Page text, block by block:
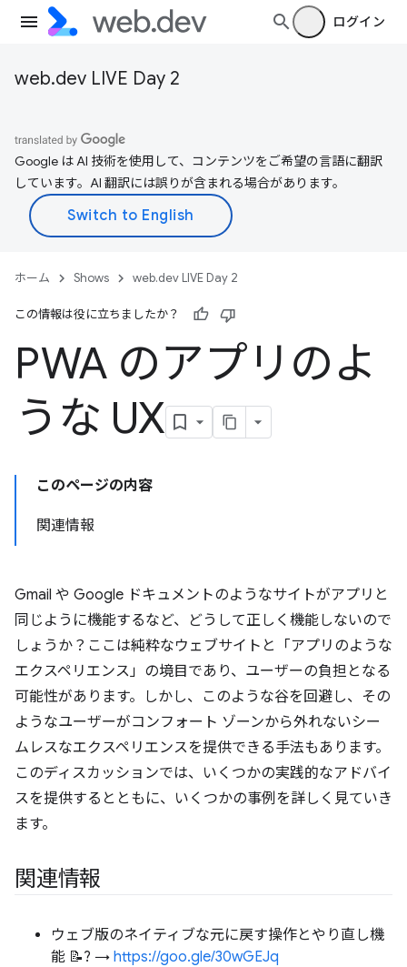
ログイン
web.dev LIVE Day 2
Google は AI 技術を使用して、コンテンツをご希望の言語に翻訳
しています。AI 翻訳には誤りが含まれる場合があります。
ホーム Shows web.dev LIVE Day 2
この情報は役に立ちましたか？
PWA のアプリのよ
うな UX
このページの内容
関連情報
Gmail や Google ドキュメントのようなサイトがアプリと
同じように機能するなど、どうして正しく機能しないので
しょうか？ここは純粋なウェブサイトと「アプリのような
エクスペリエンス」の境目であり、ユーザーの負担となる
可能性があります。しかし、このような谷を回避し、その
ようなユーザーがコンフォート ゾーンから外れないシー
ムレスなエクスペリエンスを提供できる手法もあります。
このディスカッションでは、いくつかの実践的なアドバイ
スを提供するとともに、いくつかの事例を詳しく見ていき
ます。
関連情報
ウェブ版のネイティブな元に戻す操作とやり直し機
能 📝? → https://goo.gle/30wGEJq